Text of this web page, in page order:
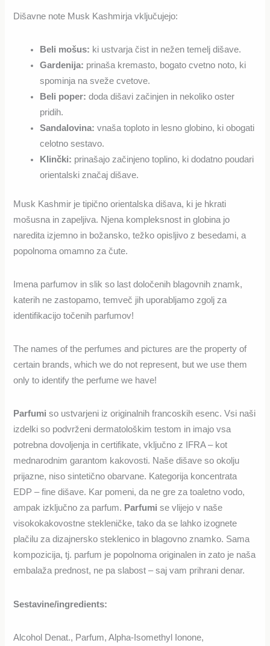
Dišavne note Musk Kashmirja vključujejo:
Beli mošus: ki ustvarja čist in nežen temelj dišave.
Gardenija: prinaša kremasto, bogato cvetno noto, ki
spominja na sveže cvetove.
Beli poper: doda dišavi začinjen in nekoliko oster
pridih.
Sandalovina: vnaša toploto in lesno globino, ki obogati
celotno sestavo.
Klinčki: prinašajo začinjeno toplino, ki dodatno poudari
orientalski značaj dišave​​.
Musk Kashmir je tipično orientalska dišava, ki je hkrati
mošusna in zapeljiva. Njena kompleksnost in globina jo
naredita izjemno in božansko, težko opisljivo z besedami, a
popolnoma omamno za čute.
Imena parfumov in slik so last določenih blagovnih znamk,
katerih ne zastopamo, temveč jih uporabljamo zgolj za
identifikacijo točenih parfumov!
The names of the perfumes and pictures are the property of
certain brands, which we do not represent, but we use them
only to identify the perfume we have!
Parfumiso ustvarjeni iz originalnih francoskih esenc. Vsi naši
izdelki so podvrženi dermatološkim testom in imajo vsa
potrebna dovoljenja in certifikate, vključno z IFRA – kot
mednarodnim garantom kakovosti. Naše dišave so okolju
prijazne, niso sintetično obarvane. Kategorija koncentrata
EDP – fine dišave. Kar pomeni, da ne gre za toaletno vodo,
ampak izključno za parfum. Parfumi se vlijejo v naše
visokokakovostne stekleničke, tako da se lahko izognete
plačilu za dizajnersko steklenico in blagovno znamko. Sama
kompozicija, tj. parfum je popolnoma originalen in zato je naša
embalaža prednost, ne pa slabost – saj vam prihrani denar.
Sestavine/ingredients:
Alcohol Denat., Parfum, Alpha-Isomethyl Ionone,